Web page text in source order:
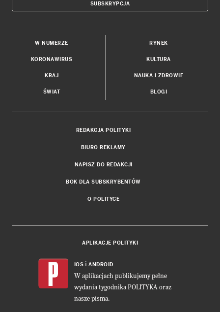
SUBSKRYPCJA
W NUMERZE
KORONAWIRUS
KRAJ
ŚWIAT
RYNEK
KULTURA
NAUKA I ZDROWIE
BLOGI
REDAKCJA POLITYKI
BIURO REKLAMY
NAPISZ DO REDAKCJI
BOK DLA SUBSKRYBENTÓW
O POLITYCE
APLIKACJE POLITYKI
IOS i ANDROID
W aplikacjach publikujemy pełne
wydania tygodnika POLITYKA oraz
nasze pisma.